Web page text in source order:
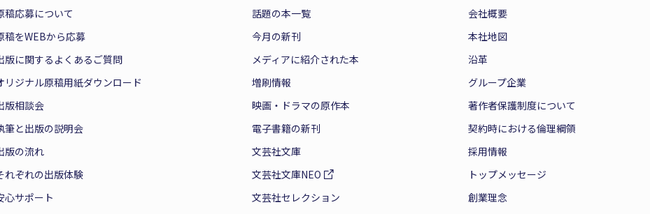
稿応募について
稿をWEBから応募
版に関するよくあるご質問
リジナル原稿用紙ダウンロード
版相談会
筆と出版の説明会
版の流れ
れぞれの出版体験
心サポート
話題の本一覧
今月の新刊
メディアに紹介された本
増刷情報
映画・ドラマの原作本
電子書籍の新刊
文芸社文庫
文芸社文庫NEO
文芸社セレクション
会社概要
本社地図
沿革
グループ企業
著作者保護制度について
契約時における倫理綱領
採用情報
トップメッセージ
創業理念